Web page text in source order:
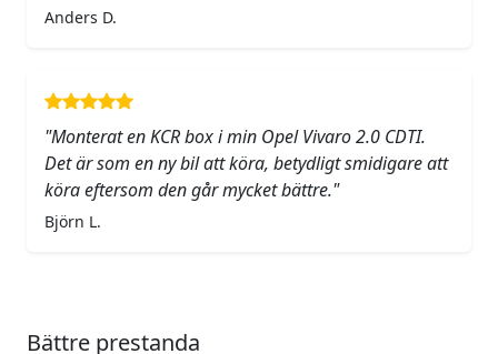
Anders D.
"Monterat en KCR box i min Opel Vivaro 2.0 CDTI.
Det är som en ny bil att köra, betydligt smidigare att
köra eftersom den går mycket bättre."
Björn L.
Bättre prestanda